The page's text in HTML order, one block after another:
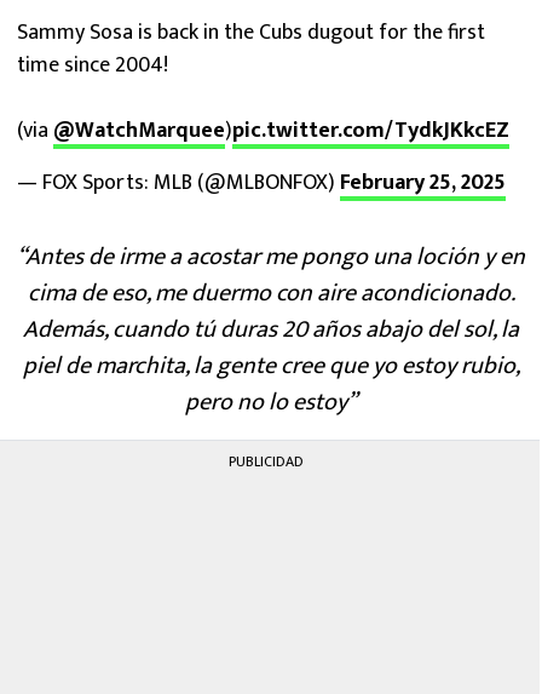
Sammy Sosa is back in the Cubs dugout for the first
time since 2004!
(via @WatchMarquee)pic.twitter.com/TydkJKkcEZ
— FOX Sports: MLB (@MLBONFOX) February 25, 2025
“Antes de irme a acostar me pongo una loción y en
cima de eso, me duermo con aire acondicionado.
Además, cuando tú duras 20 años abajo del sol, la
piel de marchita, la gente cree que yo estoy rubio,
pero no lo estoy”
PUBLICIDAD